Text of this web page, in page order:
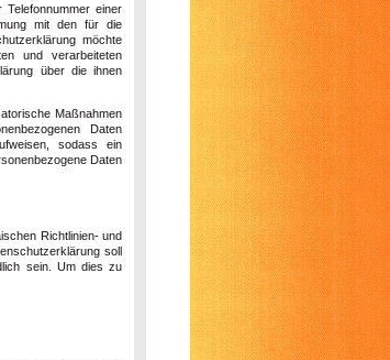
einer
mit den für die
möchte
und verarbeiteten
über die ihnen
Maßnahmen
Daten
sodass ein
Daten
Richtlinien- und
soll
sein. Um dies zu